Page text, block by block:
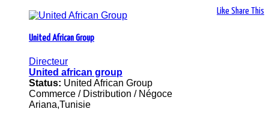
Like Share This
United African Group
Directeur
United african group
Status: United African Group
Commerce / Distribution / Négoce
Ariana,Tunisie